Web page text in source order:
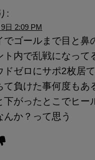
:
日 2:09 PM
でゴールまで目と鼻
ト内で乱戦になって
ドゼロにサポ2枚居
て負けた事何度もあ
下がったとこでヒー
んか？って思う